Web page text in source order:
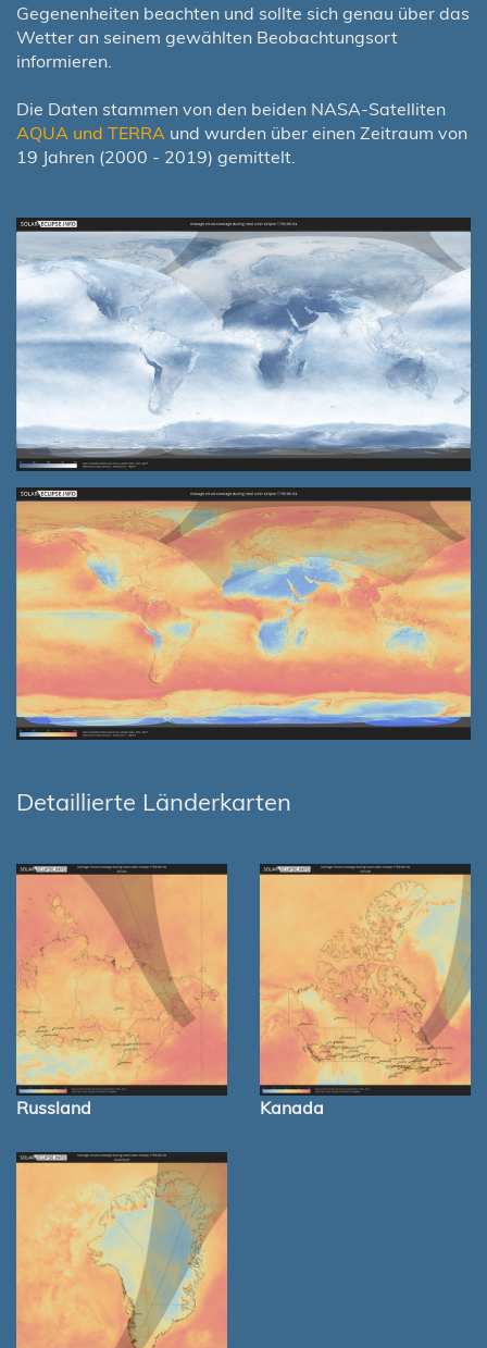
Gegenenheiten beachten und sollte sich genau über das
Wetter an seinem gewählten Beobachtungsort
informieren.
Die Daten stammen von den beiden NASA-Satelliten
AQUA und TERRA und wurden über einen Zeitraum von
19 Jahren (2000 - 2019) gemittelt.
Detaillierte Länderkarten
Russland Kanada